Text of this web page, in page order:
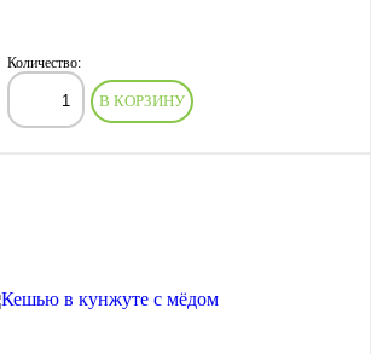
Количество:
В КОРЗИНУ